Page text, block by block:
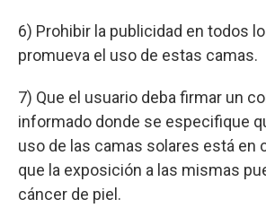
6) Prohibir la publicidad en todos
promueva el uso de estas camas.
7) Que el usuario deba firmar un
informado donde se especifique
uso de las camas solares está en
que la exposición a las mismas
cáncer de piel.